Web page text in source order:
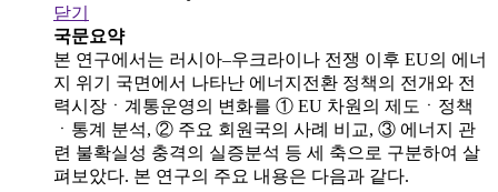
닫기
국문요약
본 연구에서는 러시아–우크라이나 전쟁 이후 EU의 에너
지 위기 국면에서 나타난 에너지전환 정책의 전개와 전
력시장ㆍ계통운영의 변화를 ① EU 차원의 제도ㆍ정책
ㆍ통계 분석, ② 주요 회원국의 사례 비교, ③ 에너지 관
련 불확실성 충격의 실증분석 등 세 축으로 구분하여 살
펴보았다. 본 연구의 주요 내용은 다음과 같다.